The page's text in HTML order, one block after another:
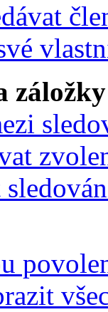
záložky